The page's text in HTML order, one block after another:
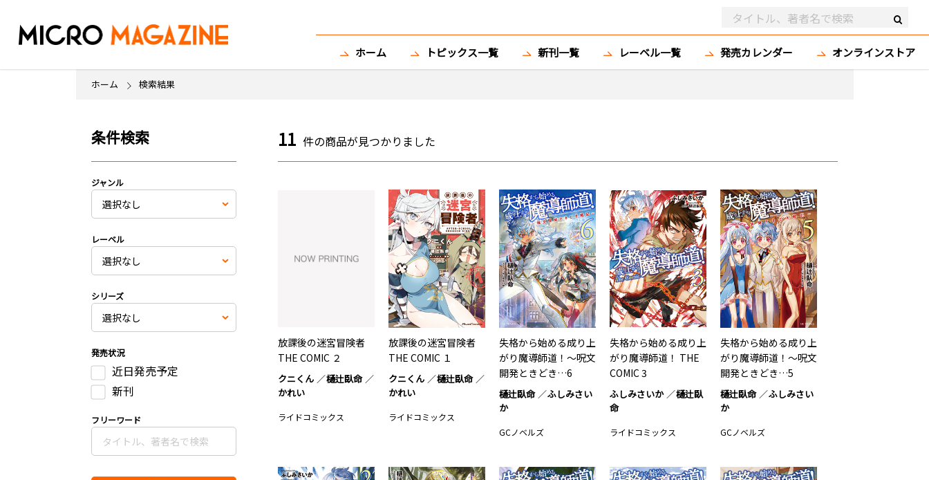
ホーム トピックス一覧 新刊一覧 レーベル一覧 発売カレンダー オンラインストア
ホーム 検索結果
条件検索
ジャンル
レーベル
シリーズ
発売状況
近日発売予定
新刊
フリーワード
11 件の商品が見つかりました
放課後の迷宮冒険者
THE COMIC ２
クニくん
樋辻臥命
かれい
ライドコミックス
放課後の迷宮冒険者
THE COMIC １
クニくん
樋辻臥命
かれい
ライドコミックス
失格から始める成り上
がり魔導師道！～呪文
開発ときどき…6
樋辻臥命
ふしみさい
か
GCノベルズ
失格から始める成り上
がり魔導師道！ THE
COMIC 3
ふしみさいか
樋辻臥
命
ライドコミックス
失格から始める成り上
がり魔導師道！～呪文
開発ときどき…5
樋辻臥命
ふしみさい
か
GCノベルズ